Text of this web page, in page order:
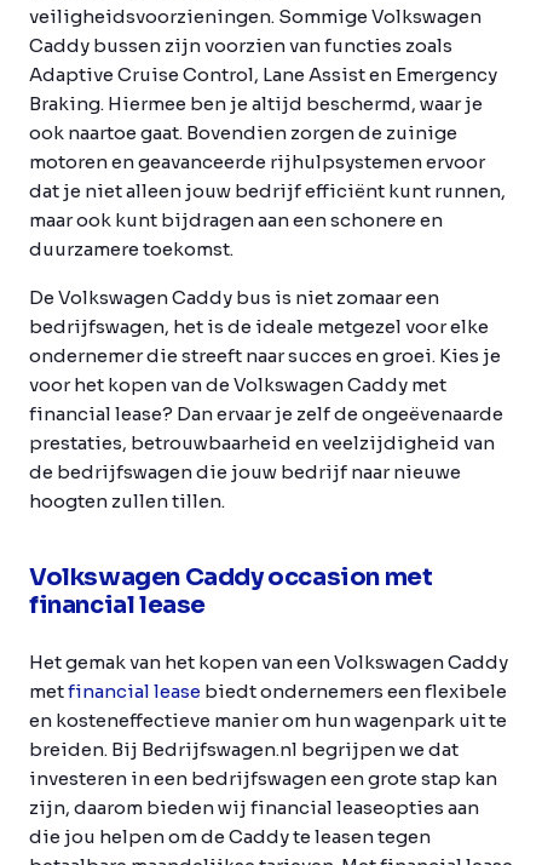
veiligheidsvoorzieningen. Sommige Volkswagen
Caddy bussen zijn voorzien van functies zoals
Adaptive Cruise Control, Lane Assist en Emergency
Braking. Hiermee ben je altijd beschermd, waar je
ook naartoe gaat. Bovendien zorgen de zuinige
motoren en geavanceerde rijhulpsystemen ervoor
dat je niet alleen jouw bedrijf efficiënt kunt runnen,
maar ook kunt bijdragen aan een schonere en
duurzamere toekomst.
De Volkswagen Caddy bus is niet zomaar een
bedrijfswagen, het is de ideale metgezel voor elke
ondernemer die streeft naar succes en groei. Kies je
voor het kopen van de Volkswagen Caddy met
financial lease? Dan ervaar je zelf de ongeëvenaarde
prestaties, betrouwbaarheid en veelzijdigheid van
de bedrijfswagen die jouw bedrijf naar nieuwe
hoogten zullen tillen.
Volkswagen Caddy occasion met
financial lease
Het gemak van het kopen van een Volkswagen Caddy
metfinancial lease biedt ondernemers een flexibele
en kosteneffectieve manier om hun wagenpark uit te
breiden. Bij Bedrijfswagen.nl begrijpen we dat
investeren in een bedrijfswagen een grote stap kan
zijn, daarom bieden wij financial leaseopties aan
die jou helpen om de Caddy te leasen tegen